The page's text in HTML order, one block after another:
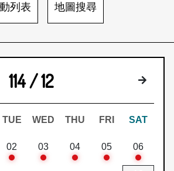
列表 地圖搜尋
114 / 12 下個月
TUE WED THU FRI SAT
02 03 04 05 06